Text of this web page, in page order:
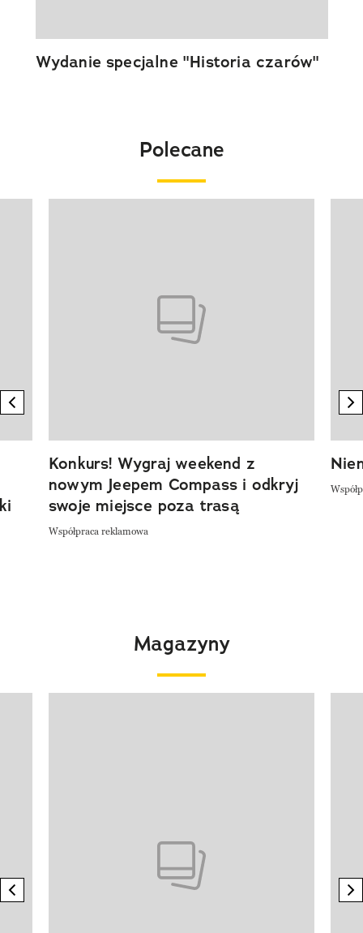
Wydanie specjalne "Historia czarów"
Polecane
previous element
Konkurs! Wygraj weekend z
nowym Jeepem Compass i odkryj
swoje miejsce poza trasą
Współpraca reklamowa
Magazyny
previous element